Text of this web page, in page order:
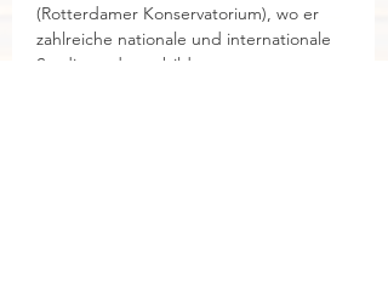
(Rotterdamer Konservatorium), wo er
zahlreiche nationale und internationale
Studierende ausbildete.